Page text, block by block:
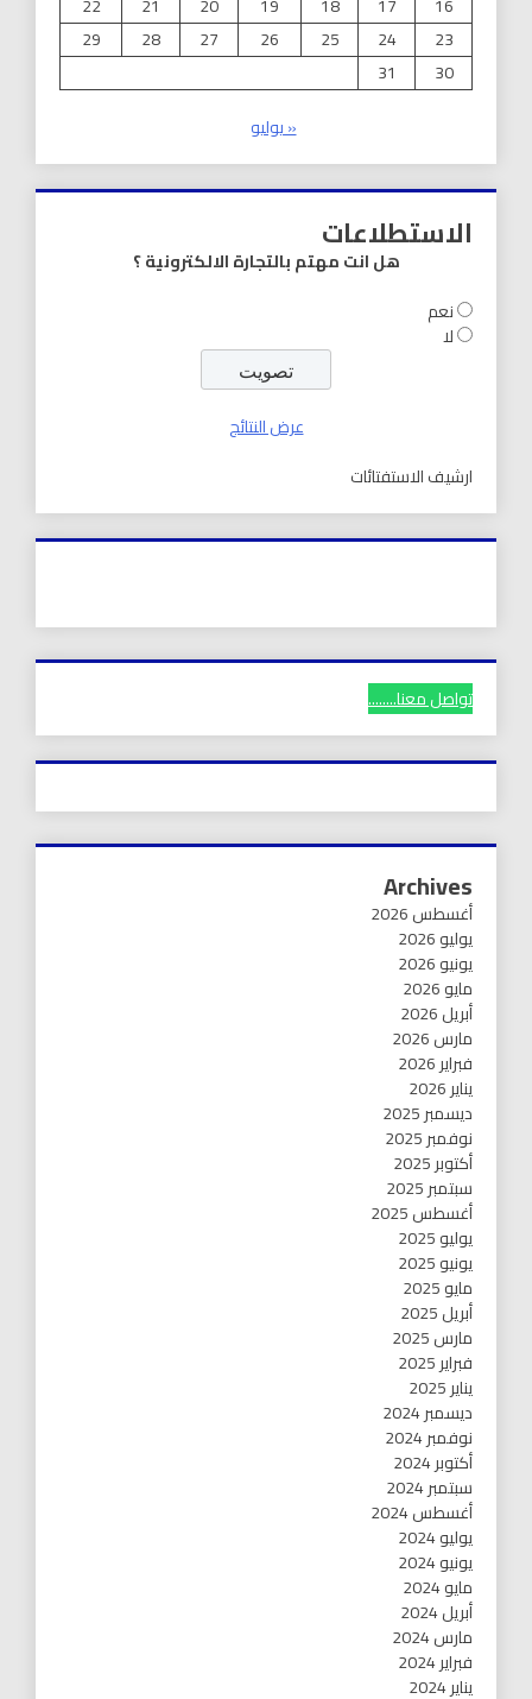
23
24
25
26
27
28
29
30
31
« يوليو
الاستطلاعات
هل انت مهتم بالتجارة الالكترونية ؟
نعم
لا
عرض النتائج
ارشيف الاستفتائات
تواصل معنا........
Archives
أغسطس 2026
يوليو 2026
يونيو 2026
مايو 2026
أبريل 2026
مارس 2026
فبراير 2026
يناير 2026
ديسمبر 2025
نوفمبر 2025
أكتوبر 2025
سبتمبر 2025
أغسطس 2025
يوليو 2025
يونيو 2025
مايو 2025
أبريل 2025
مارس 2025
فبراير 2025
يناير 2025
ديسمبر 2024
نوفمبر 2024
أكتوبر 2024
سبتمبر 2024
أغسطس 2024
يوليو 2024
يونيو 2024
مايو 2024
أبريل 2024
مارس 2024
فبراير 2024
يناير 2024